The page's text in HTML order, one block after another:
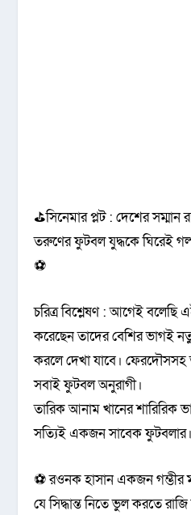
⛳সিনেমার প্লট : দেশের
তরুণের ফুটবল যুদ্ধকে ঘিরেই
⚽
চরিত্র বিশ্লেষণ : আগেই বলেছি
করেছেন তাদের বেশির ভাগই
করলে দেখা যাবে। ফেরদৌসসহ
সবাই ফুটবল অনুরাগী।
তারিক আনাম খানের শারিরিক
সত্যিই একজন সাবেক
⚽ রওনক হাসান একজন গম্ভীর
যে সিদ্ধান্ত নিতে ভুল করতে রাজি